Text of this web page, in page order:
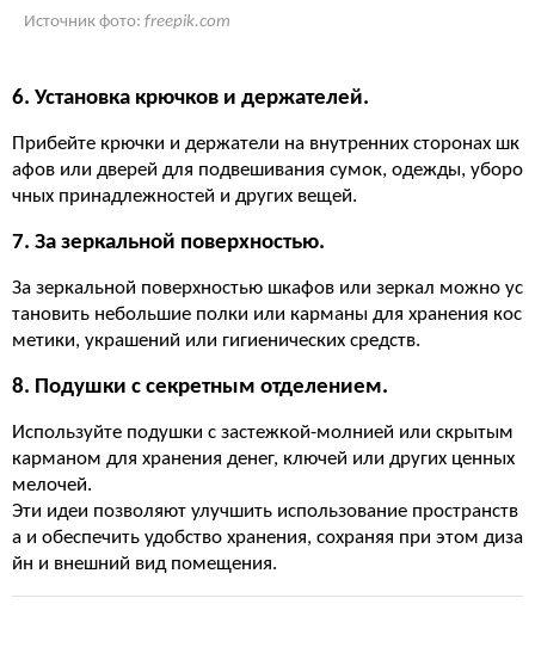
Источник фото: freepik.com
6. Установка крючков и держателей.
Прибейте крючки и держатели на внутренних сторонах шк
афов или дверей для подвешивания сумок, одежды, уборо
чных принадлежностей и других вещей.
7. За зеркальной поверхностью.
За зеркальной поверхностью шкафов или зеркал можно ус
тановить небольшие полки или карманы для хранения кос
метики, украшений или гигиенических средств.
8. Подушки с секретным отделением.
Используйте подушки с застежкой-молнией или скрытым
карманом для хранения денег, ключей или других ценных
мелочей.
Эти идеи позволяют улучшить использование пространств
а и обеспечить удобство хранения, сохраняя при этом диза
йн и внешний вид помещения.